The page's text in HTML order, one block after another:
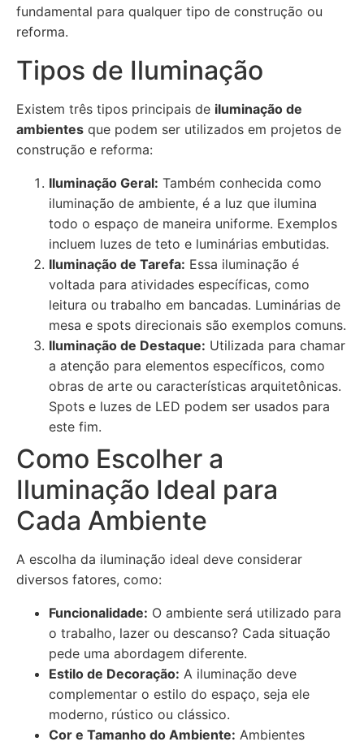
fundamental para qualquer tipo de construção ou
reforma.
Tipos de Iluminação
Existem três tipos principais de iluminação de
ambientes que podem ser utilizados em projetos de
construção e reforma:
Iluminação Geral: Também conhecida como
iluminação de ambiente, é a luz que ilumina
todo o espaço de maneira uniforme. Exemplos
incluem luzes de teto e luminárias embutidas.
Iluminação de Tarefa: Essa iluminação é
voltada para atividades específicas, como
leitura ou trabalho em bancadas. Luminárias de
mesa e spots direcionais são exemplos comuns.
Iluminação de Destaque: Utilizada para chamar
a atenção para elementos específicos, como
obras de arte ou características arquitetônicas.
Spots e luzes de LED podem ser usados para
este fim.
Como Escolher a
Iluminação Ideal para
Cada Ambiente
A escolha da iluminação ideal deve considerar
diversos fatores, como:
Funcionalidade: O ambiente será utilizado para
o trabalho, lazer ou descanso? Cada situação
pede uma abordagem diferente.
Estilo de Decoração: A iluminação deve
complementar o estilo do espaço, seja ele
moderno, rústico ou clássico.
Cor e Tamanho do Ambiente: Ambientes